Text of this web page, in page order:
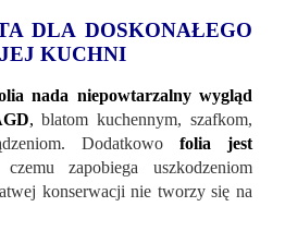
DLA DOSKONAŁEGO
KUCHNI
nada niepowtarzalny wygląd
, blatom kuchennym, szafkom,
Dodatkowo folia jest
zapobiega uszkodzeniom
konserwacji nie tworzy się na